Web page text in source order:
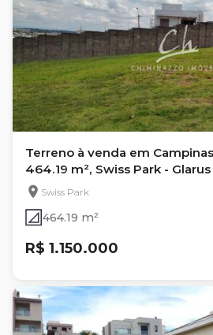
Terreno à venda em
464.19 m², Swiss Park - Glarus
Swiss Park
464.19 m²
R$ 1.150.000